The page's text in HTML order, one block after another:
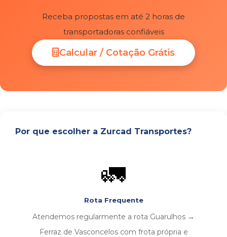
Receba propostas em até 2 horas de
transportadoras confiáveis
Calcular / Cotação Grátis
Por que escolher a Zurcad Transportes?
🚛
Rota Frequente
Atendemos regularmente a rota Guarulhos →
Ferraz de Vasconcelos com frota própria e